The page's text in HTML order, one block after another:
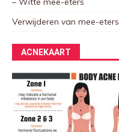
Verwijderen van mee-eters
ACNEKAART